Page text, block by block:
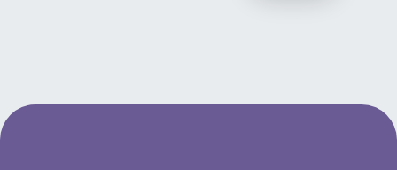
sitesi